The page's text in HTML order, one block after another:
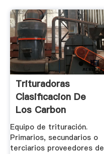
Trituradoras
Clasificacion De
Los Carbon
Ferrosos Venta
Equipo de trituración.
Primarios, secundarios o
terciarios proveedores de